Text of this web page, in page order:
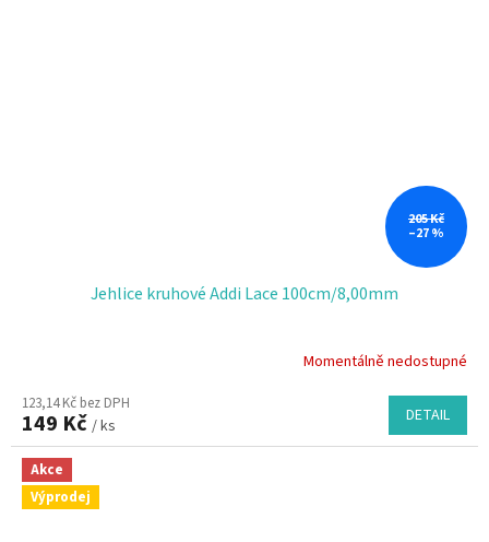
205 Kč
–27 %
Jehlice kruhové Addi Lace 100cm/8,00mm
Momentálně nedostupné
123,14 Kč bez DPH
149 Kč / ks DETAIL
Akce
Výprodej